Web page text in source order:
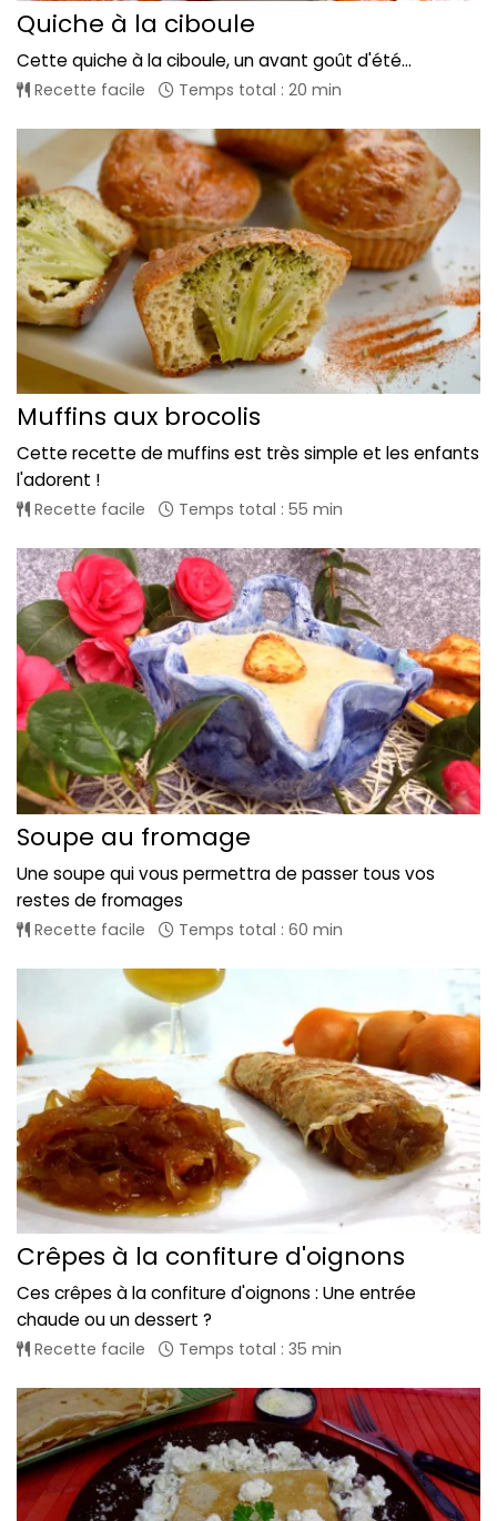
Quiche à la ciboule
Cette quiche à la ciboule, un avant goût d'été...
Recette facile Temps total : 20 min
Muffins aux brocolis
Cette recette de muffins est très simple et les enfants
l'adorent !
Recette facile Temps total : 55 min
Soupe au fromage
Une soupe qui vous permettra de passer tous vos
restes de fromages
Recette facile Temps total : 60 min
Crêpes à la confiture d'oignons
Ces crêpes à la confiture d'oignons : Une entrée
chaude ou un dessert ?
Recette facile Temps total : 35 min